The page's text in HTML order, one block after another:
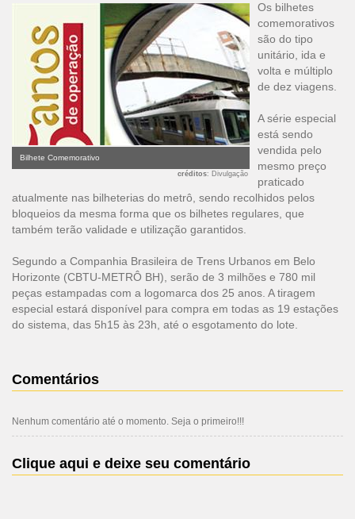
Bilhete Comemorativo
créditos: Divulgação
Os bilhetes
comemorativos
são do tipo
unitário, ida e
volta e múltiplo
de dez viagens.
A série especial
está sendo
vendida pelo
mesmo preço
praticado
atualmente nas bilheterias do metrô, sendo recolhidos pelos
bloqueios da mesma forma que os bilhetes regulares, que
também terão validade e utilização garantidos.
Segundo a Companhia Brasileira de Trens Urbanos em Belo
Horizonte (CBTU-METRÔ BH), serão de 3 milhões e 780 mil
peças estampadas com a logomarca dos 25 anos. A tiragem
especial estará disponível para compra em todas as 19 estações
do sistema, das 5h15 às 23h, até o esgotamento do lote.
Comentários
Nenhum comentário até o momento. Seja o primeiro!!!
Clique aqui e deixe seu comentário